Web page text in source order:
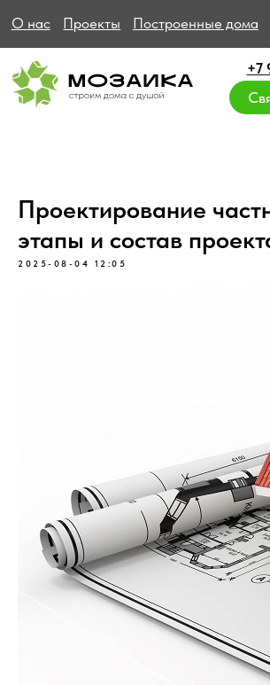
Построенные дома Обзоры и
Проекты
О нас
+7 999 996-26-03
Связаться с нами
Проектирование
этапы и состав
2025-08-04 12:05